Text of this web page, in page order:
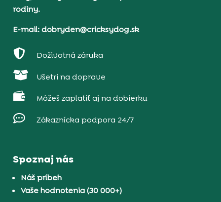
rodiny.
E-mail: dobryden@cricksydog.sk
 Doživotná záruka
 Ušetri na doprave
 Môžeš zaplatiť aj na dobierku
 Zákaznícka podpora 24/7
Spoznaj nás
Náš príbeh
Vaše hodnotenia (30 000+)